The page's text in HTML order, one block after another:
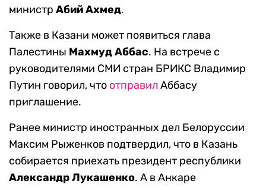
министр Абий Ахмед.
Также в Казани может появиться глава
Палестины Махмуд Аббас. На встрече с
руководителями СМИ стран БРИКС Владимир
Путин говорил, что отправил Аббасу
приглашение.
Ранее министр иностранных дел Белоруссии
Максим Рыженков подтвердил, что в Казань
собирается приехать президент республики
Александр Лукашенко. А в Анкаре